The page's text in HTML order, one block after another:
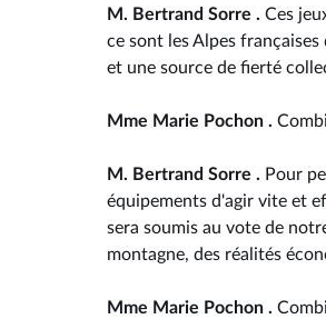
M. Bertrand Sorre . Ces
ce sont les Alpes
et une source de fierté
Mme Marie Pochon .
M. Bertrand Sorre . Pour
équipements d'agir vite et
sera soumis au vote de
montagne, des réalités
Mme Marie Pochon .